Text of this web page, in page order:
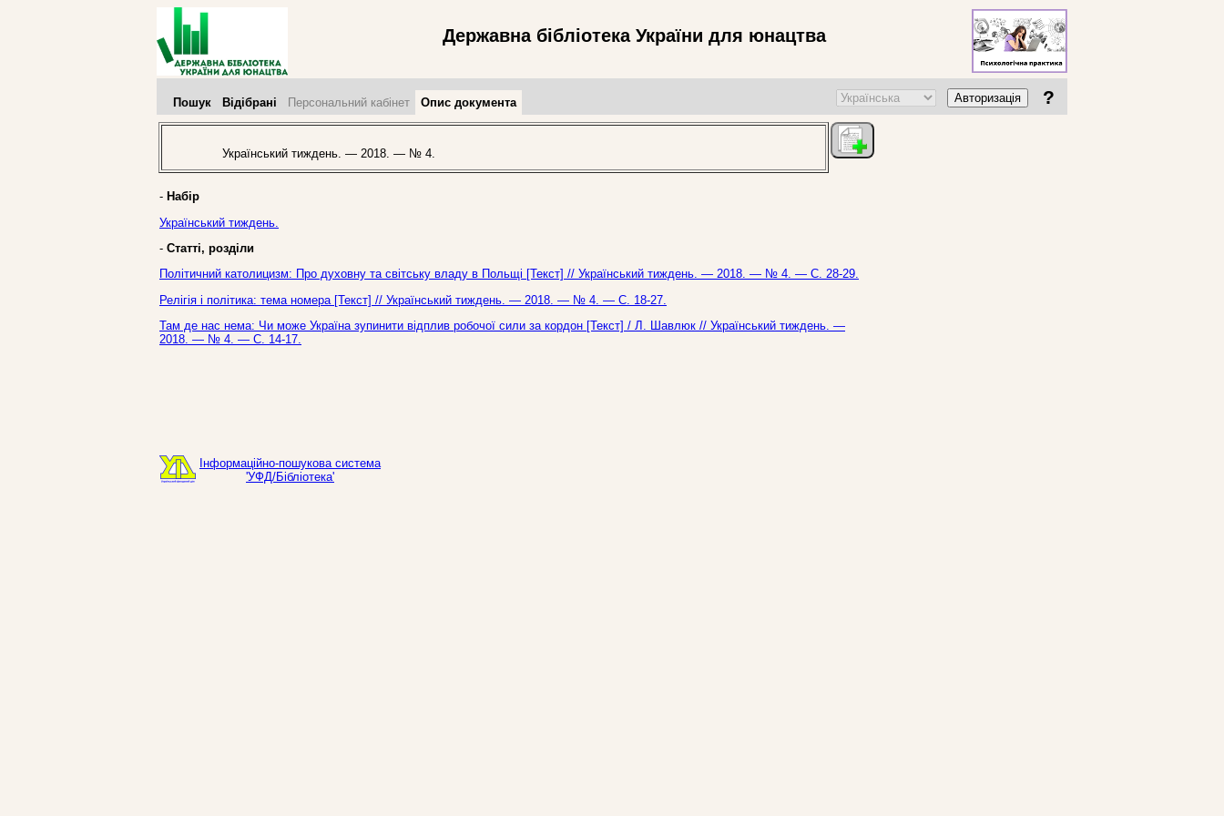
Державна бібліотека України для юнацтва
Пошук Відібрані Персональний кабінет Опис документа Авторизація ?
Український тиждень. — 2018. — № 4.
- Набір
Український тиждень.
- Статті, розділи
Політичний католицизм: Про духовну та світську владу в Польщі [Текст] // Український тиждень. — 2018. — № 4. — С. 28-29.
Релігія і політика: тема номера [Текст] // Український тиждень. — 2018. — № 4. — С. 18-27.
Там де нас нема: Чи може Україна зупинити відплив робочої сили за кордон [Текст] / Л. Шавлюк // Український тиждень. —
2018. — № 4. — С. 14-17.
Інформаційно-пошукова система
'УФД/Бібліотека'